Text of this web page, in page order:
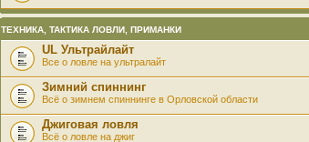
ТЕХНИКА, ТАКТИКА ЛОВЛИ, ПРИМАНКИ
UL Ультрайлайт
Все о ловле на ультралайт
Зимний спиннинг
Всё о зимнем спиннинге в Орловской области
Джиговая ловля
Всё о ловле на джиг